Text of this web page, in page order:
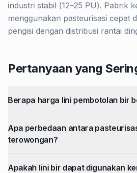
industri stabil (12–25 PU). Pabrik
menggunakan pasteurisasi cepat
pengisi dengan distribusi rantai
Pertanyaan yang
Berapa harga lini pembotolan bir
Apa perbedaan antara
terowongan?
Apakah lini bir dapat digunakan